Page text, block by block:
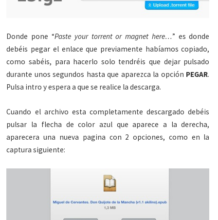
Donde pone “Paste your torrent or magnet here…” es donde
debéis pegar el enlace que previamente habíamos copiado,
como sabéis, para hacerlo solo tendréis que dejar pulsado
durante unos segundos hasta que aparezca la opción PEGAR.
Pulsa intro y espera a que se realice la descarga.
Cuando el archivo esta completamente descargado debéis
pulsar la flecha de color azul que aparece a la derecha,
aparecera una nueva pagina con 2 opciones, como en la
captura siguiente: